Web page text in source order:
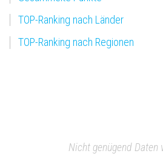
TOP-Ranking nach Länder
TOP-Ranking nach Regionen
Nicht genügend Daten